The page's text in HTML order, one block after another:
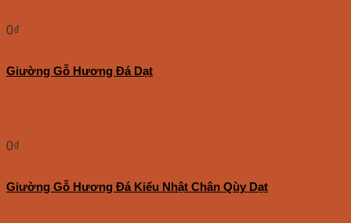
0₫
Giường Gỗ Hương Đá Dạt
0₫
Giường Gỗ Hương Đá Kiểu Nhật Chân Qùy Dạt